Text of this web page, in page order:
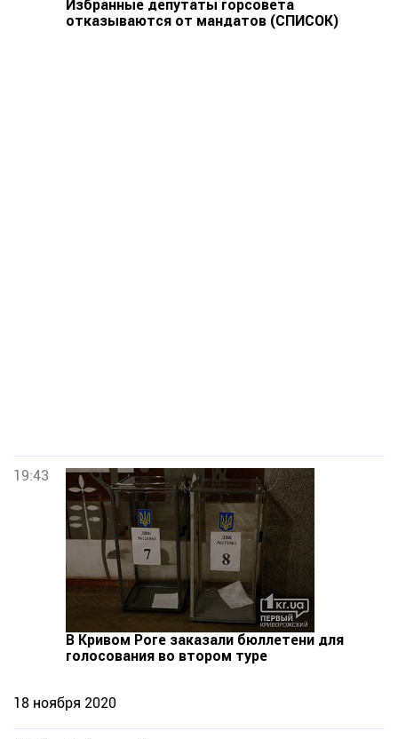
Избранные депутаты горсовета
отказываются от мандатов (СПИСОК)
19:43
В Кривом Роге заказали бюллетени для
голосования во втором туре
18 ноября 2020